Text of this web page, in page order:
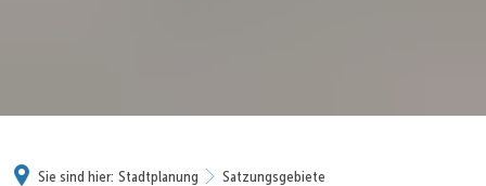
Sie sind hier: Stadtplanung Satzungsgebiete